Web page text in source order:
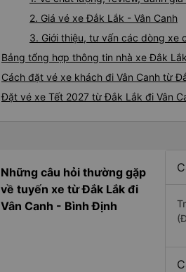
2. Giá vé xe Đắk Lắk - Vân Canh
3. Giới thiệu, tư vấn các dòng xe
Bảng tổng hợp thông tin nhà xe Đắk
Cách đặt vé xe khách đi Vân Canh từ
Đặt vé xe Tết 2027 từ Đắk Lắk đi Vân
Những câu hỏi thường gặp
về tuyến xe từ Đắk Lắk đi
Vân Canh - Bình Định